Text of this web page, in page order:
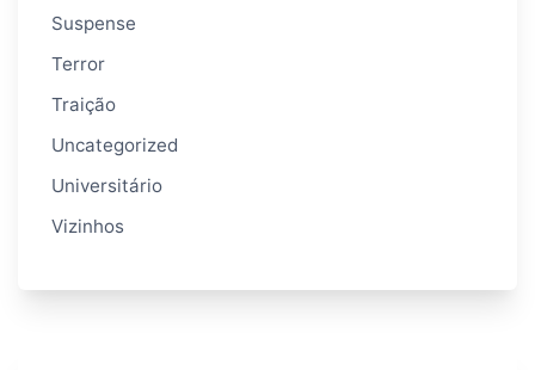
Suspense
Terror
Traição
Uncategorized
Universitário
Vizinhos